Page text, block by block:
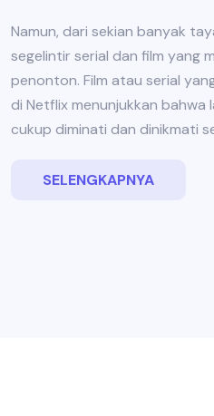
Namun, dari sekian banyak
segelintir serial dan film yang
penonton. Film atau serial
di Netflix menunjukkan bahwa
cukup diminati dan dinikmati
SELENGKAPNYA